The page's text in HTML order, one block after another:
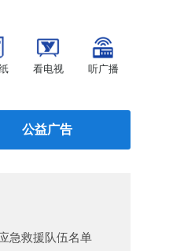
看电视 听广播
公益广告
急救援队伍名单